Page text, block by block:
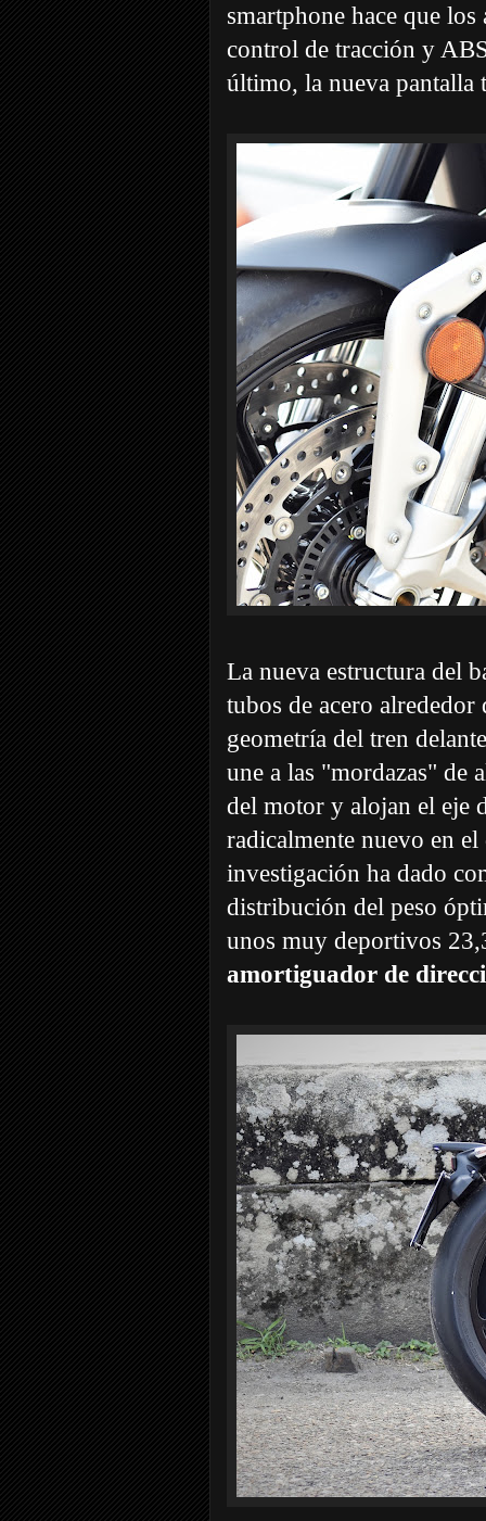
smartphone hace que
control de tracción y
último, la nueva pantalla
La nueva estructura del
tubos de acero
geometría del tren
une a las "mordazas" de
del motor y alojan el eje
radicalmente nuevo en
investigación ha dado
distribución del peso
unos muy deportivos
amortiguador de